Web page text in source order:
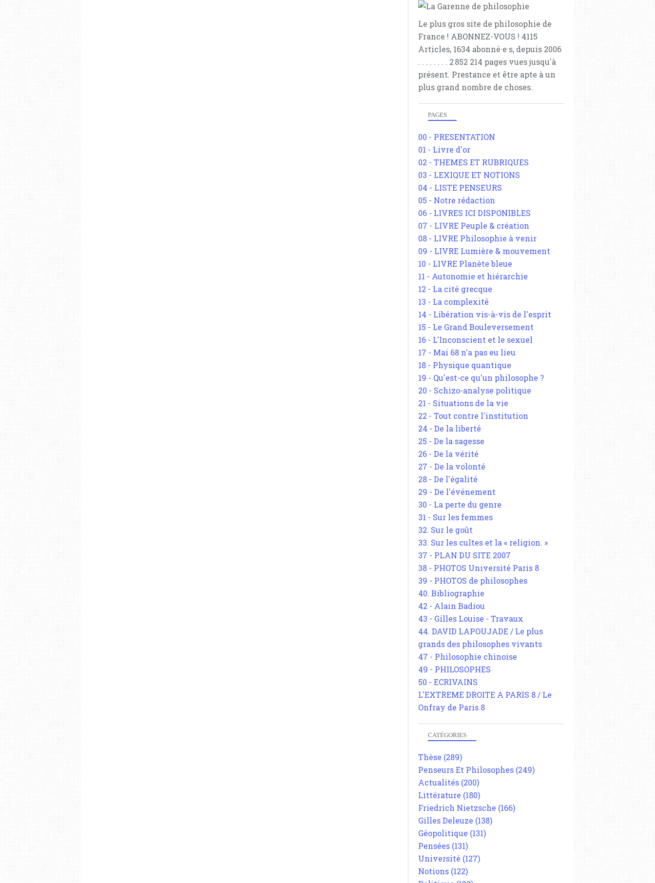
Le plus gros site de philosophie de
France ! ABONNEZ-VOUS ! 4115
Articles, 1634 abonné·e·s, depuis 2006
. . . . . . . . 2 852 214 pages vues jusqu'à
présent. Prestance et être apte à un
plus grand nombre de choses.
PAGES
00 - PRESENTATION
01 - Livre d'or
02 - THEMES ET RUBRIQUES
03 - LEXIQUE ET NOTIONS
04 - LISTE PENSEURS
05 - Notre rédaction
06 - LIVRES ICI DISPONIBLES
07 - LIVRE Peuple & création
08 - LIVRE Philosophie à venir
09 - LIVRE Lumière & mouvement
10 - LIVRE Planète bleue
11 - Autonomie et hiérarchie
12 - La cité grecque
13 - La complexité
14 - Libération vis-à-vis de l'esprit
15 - Le Grand Bouleversement
16 - L'Inconscient et le sexuel
17 - Mai 68 n'a pas eu lieu
18 - Physique quantique
19 - Qu'est-ce qu'un philosophe ?
20 - Schizo-analyse politique
21 - Situations de la vie
22 - Tout contre l'institution
24 - De la liberté
25 - De la sagesse
26 - De la vérité
27 - De la volonté
28 - De l'égalité
29 - De l'événement
30 - La perte du genre
31 - Sur les femmes
32. Sur le goût
33. Sur les cultes et la « religion. »
37 - PLAN DU SITE 2007
38 - PHOTOS Université Paris 8
39 - PHOTOS de philosophes
40. Bibliographie
42 - Alain Badiou
43 - Gilles Louise - Travaux
44. DAVID LAPOUJADE / Le plus
grands des philosophes vivants
47 - Philosophie chinoise
49 - PHILOSOPHES
50 - ECRIVAINS
L'EXTREME DROITE A PARIS 8 / Le
Onfray de Paris 8
CATÉGORIES
Thèse (289)
Penseurs Et Philosophes (249)
Actualités (200)
Littérature (180)
Friedrich Nietzsche (166)
Gilles Deleuze (138)
Géopolitique (131)
Pensées (131)
Université (127)
Notions (122)